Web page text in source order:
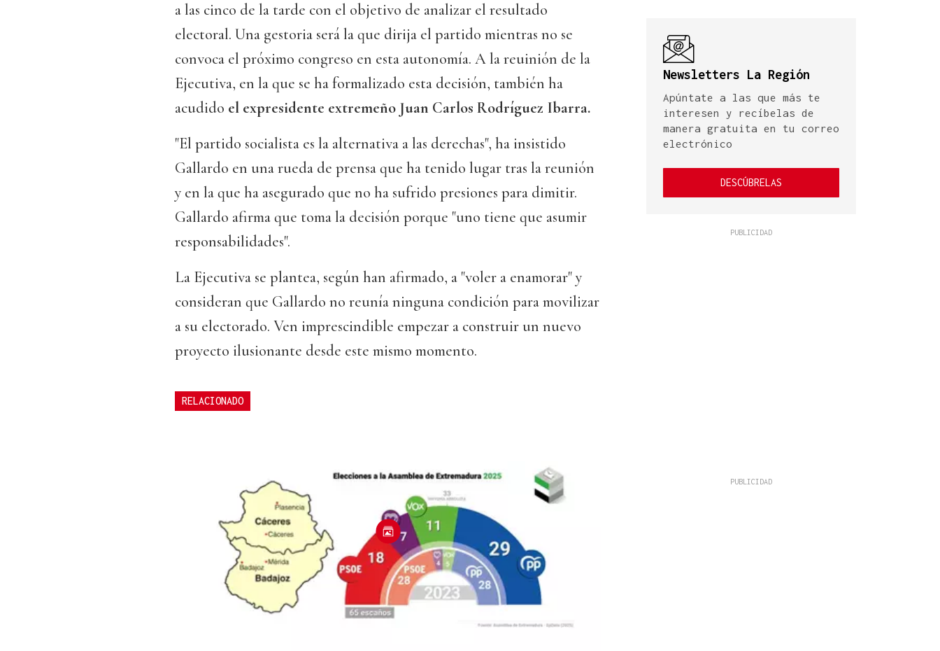
a las cinco de la tarde con el objetivo de analizar el resultado
electoral. Una gestoria será la que dirija el partido mientras no se
convoca el próximo congreso en esta autonomía. A la reuinión de la
Ejecutiva, en la que se ha formalizado esta decisión, también ha
acudido el expresidente extremeño Juan Carlos Rodríguez Ibarra.
"El partido socialista es la alternativa a las derechas", ha insistido
Gallardo en una rueda de prensa que ha tenido lugar tras la reunión
y en la que ha asegurado que no ha sufrido presiones para dimitir.
Gallardo afirma que toma la decisión porque "uno tiene que asumir
responsabilidades".
La Ejecutiva se plantea, según han afirmado, a "voler a enamorar" y
consideran que Gallardo no reunía ninguna condición para movilizar
a su electorado. Ven imprescindible empezar a construir un nuevo
proyecto ilusionante desde este mismo momento.
RELACIONADO
Newsletters La Región
Apúntate a las que más te
interesen y recíbelas de
manera gratuita en tu correo
electrónico
DESCÚBRELAS